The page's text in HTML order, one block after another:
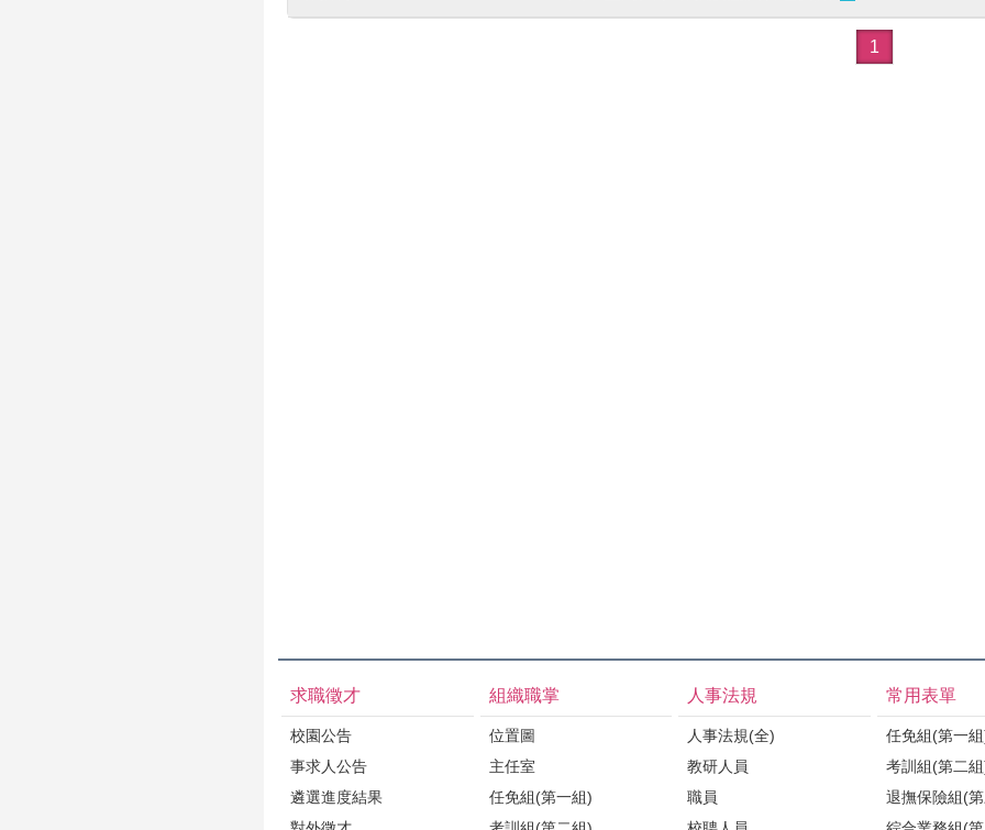
1
求職徵才
校園公告
事求人公告
遴選進度結果
組織職掌
位置圖
主任室
任免組(第一組)
人事法規
人事法規(全)
教研人員
職員
常用表單
任免組(第一
考訓組(第二
退撫保險組(